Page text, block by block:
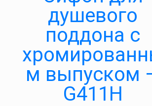
душевого
поддона с
м выпуском
G411H